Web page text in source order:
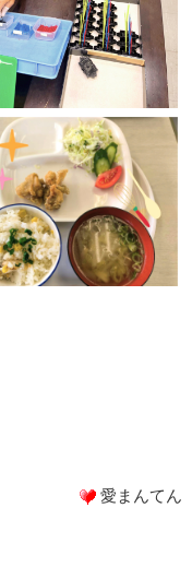
愛まんてん